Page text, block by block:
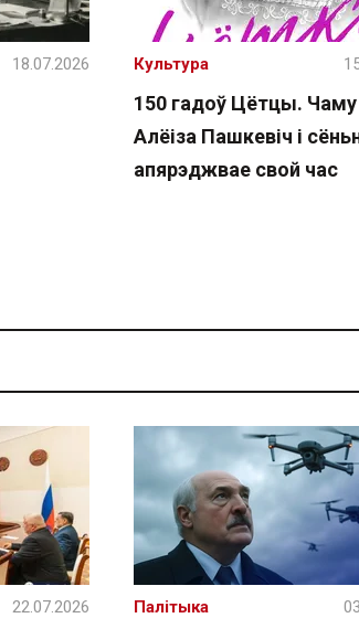
18.07.2026
150 гадоў Цётцы. Чаму
Алёіза Пашкевіч і
апярэджвае свой час
Культура
22.07.2026 Палітыка